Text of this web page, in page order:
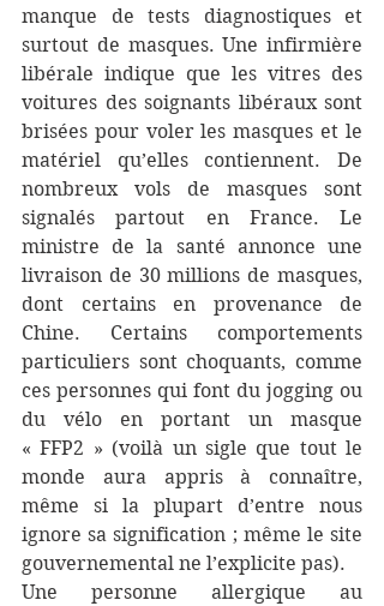
manque de tests diagnostiques et
surtout de masques. Une infirmière
libérale indique que les vitres des
voitures des soignants libéraux sont
brisées pour voler les masques et le
matériel qu’elles contiennent. De
nombreux vols de masques sont
signalés partout en France. Le
ministre de la santé annonce une
livraison de 30 millions de masques,
dont certains en provenance de
Chine. Certains comportements
particuliers sont choquants, comme
ces personnes qui font du jogging ou
du vélo en portant un masque
« FFP2 » (voilà un sigle que tout le
monde aura appris à connaître,
même si la plupart d’entre nous
ignore sa signification ; même le site
gouvernemental ne l’explicite pas).
Une personne allergique au